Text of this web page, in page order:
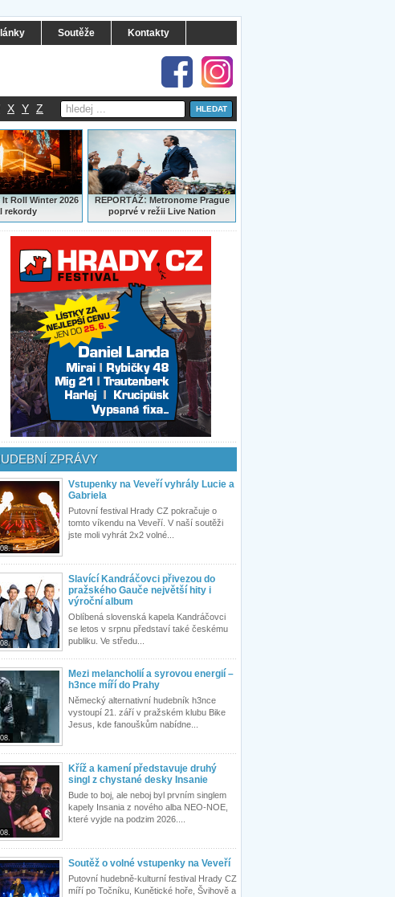
Soutěže Kontakty
X Y Z
It Roll Winter 2026
rekordy
REPORTÁŽ:Metronome Prague
poprvé v režii Live Nation
ZPRÁVY
Vstupenky na Veveří vyhrály Lucie a
Gabriela
Putovní festival Hrady CZ pokračuje o
tomto víkendu na Veveří. V naší soutěži
jste moli vyhrát 2x2 volné...
Slavící Kandráčovci přivezou do
pražského Gauče největší hity i
výroční album
Oblíbená slovenská kapela Kandráčovci
se letos v srpnu představí také českému
publiku. Ve středu...
Mezi melancholií a syrovou energií –
h3nce míří do Prahy
Německý alternativní hudebník h3nce
vystoupí 21. září v pražském klubu Bike
Jesus, kde fanouškům nabídne...
Kříž a kamení představuje druhý
singl z chystané desky Insanie
Bude to boj, ale neboj byl prvním singlem
kapely Insania z nového alba NEO-NOE,
které vyjde na podzim 2026....
Soutěž o volné vstupenky na Veveří
Putovní hudebně-kulturní festival Hrady CZ
míří po Točníku, Kunětické hoře, Švihově a